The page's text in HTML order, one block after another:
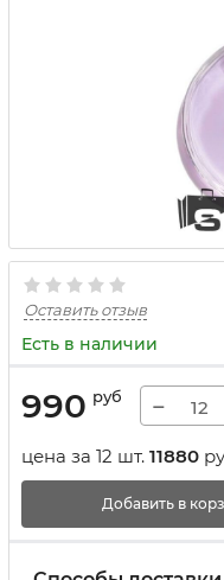
Оставить отзыв
Есть в наличии
990 руб −
цена за 12 шт. 11880
Добавить в